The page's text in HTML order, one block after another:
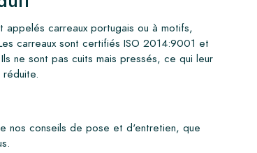
appelés carreaux portugais ou à motifs,
carreaux sont certifiés ISO 2014:9001 et
ne sont pas cuits mais pressés, ce qui leur
nos conseils de pose et d'entretien, que